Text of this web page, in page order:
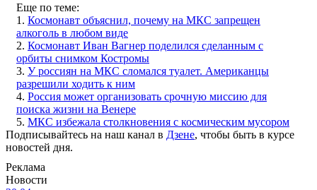
Еще по теме:
1. Космонавт объяснил, почему на МКС запрещен
алкоголь в любом виде
2. Космонавт Иван Вагнер поделился сделанным с
орбиты снимком Костромы
3. У россиян на МКС сломался туалет. Американцы
разрешили ходить к ним
4. Россия может организовать срочную миссию для
поиска жизни на Венере
5. МКС избежала столкновения с космическим мусором
Подписывайтесь на наш канал в Дзене, чтобы быть в курсе
новостей дня.
Реклама
Новости